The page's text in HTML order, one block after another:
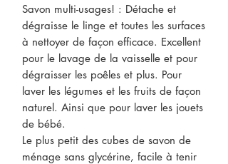
Savon multi-usages! : Détache et
dégraisse le linge et toutes les surfaces
à nettoyer de façon efficace. Excellent
pour le lavage de la vaisselle et pour
dégraisser les poêles et plus. Pour
laver les légumes et les fruits de façon
naturel. Ainsi que pour laver les jouets
de bébé.
Le plus petit des cubes de savon de
ménage sans glycérine, facile à tenir